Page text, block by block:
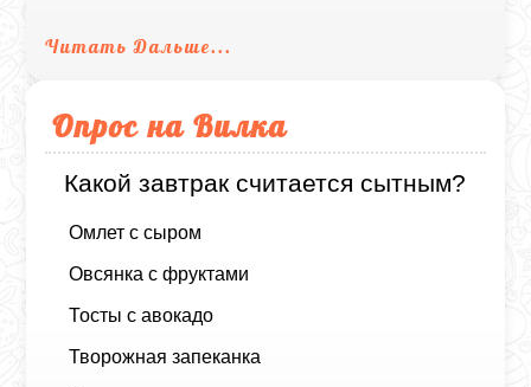
Читать Дальше...
Опрос на Вилка
Какой завтрак считается сытным?
Омлет с сыром
Овсянка с фруктами
Тосты с авокадо
Творожная запеканка